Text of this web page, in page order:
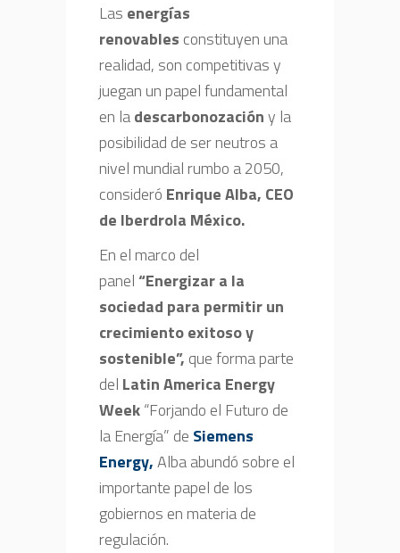
Las energías
renovables constituyen una
realidad, son competitivas y
juegan un papel fundamental
en ladescarbonozacióny la
posibilidad de ser neutros a
nivel mundial rumbo a 2050,
consideró Enrique Alba, CEO
de Iberdrola México.
En el marco del
panel“Energizar a la
sociedad para permitir un
crecimiento exitoso y
sostenible”, que forma parte
del Latin America Energy
Week“Forjando el Futuro de
la Energía” de Siemens
Energy,Alba abundó sobre el
importante papel de los
gobiernos en materia de
regulación.